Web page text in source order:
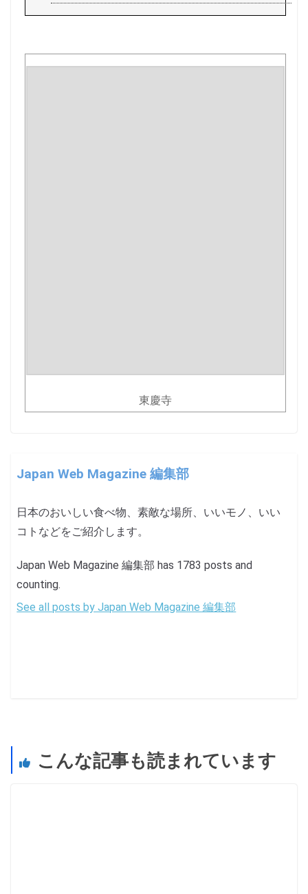
東慶寺
Japan Web Magazine 編集部
日本のおいしい食べ物、素敵な場所、いいモノ、いい
コトなどをご紹介します。
Japan Web Magazine 編集部 has 1783 posts and
counting.
See all posts by Japan Web Magazine 編集部
こんな記事も読まれています